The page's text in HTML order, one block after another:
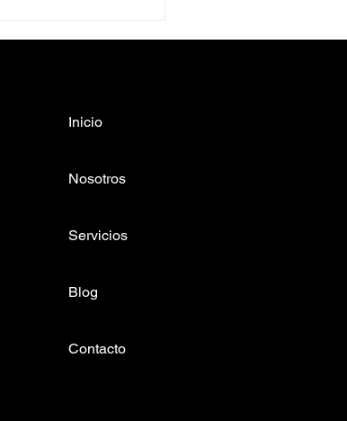
Inicio
Nosotros
Servicios
Blog
Contacto